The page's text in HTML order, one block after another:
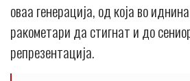
оваа генерација, од која во
ракометари да стигнат и до
репрезентација.